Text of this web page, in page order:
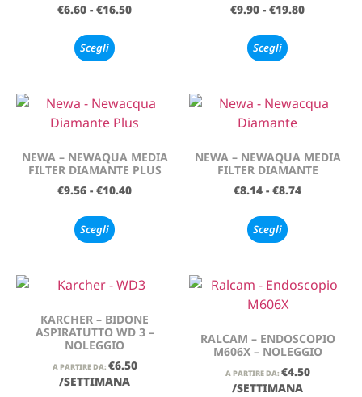
€6.60 - €16.50
Scegli
€9.90 - €19.80
Scegli
NEWA – NEWAQUA MEDIA
FILTER DIAMANTE PLUS
€9.56 - €10.40
Scegli
NEWA – NEWAQUA MEDIA
FILTER DIAMANTE
€8.14 - €8.74
Scegli
KARCHER – BIDONE
ASPIRATUTTO WD 3 –
NOLEGGIO
A PARTIRE DA: €6.50
/SETTIMANA
RALCAM – ENDOSCOPIO
M606X – NOLEGGIO
A PARTIRE DA: €4.50
/SETTIMANA